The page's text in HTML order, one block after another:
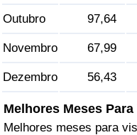
Outubro 97,64
Novembro 67,99
Dezembro 56,43
Melhores Meses
Melhores meses para